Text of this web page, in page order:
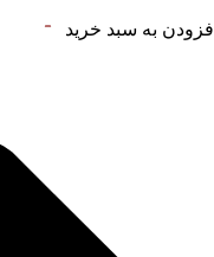
افزودن به سبد خرید